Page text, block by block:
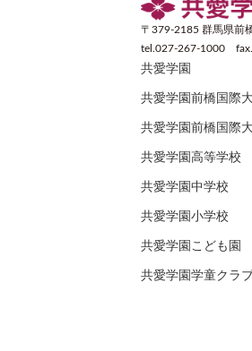
〒379-2185 群馬県前
tel.027-267-1000
共愛学園
共愛学園前橋国際
共愛学園前橋国際
共愛学園高等学校
共愛学園中学校
共愛学園小学校
共愛学園こども園
共愛学園学童クラブ